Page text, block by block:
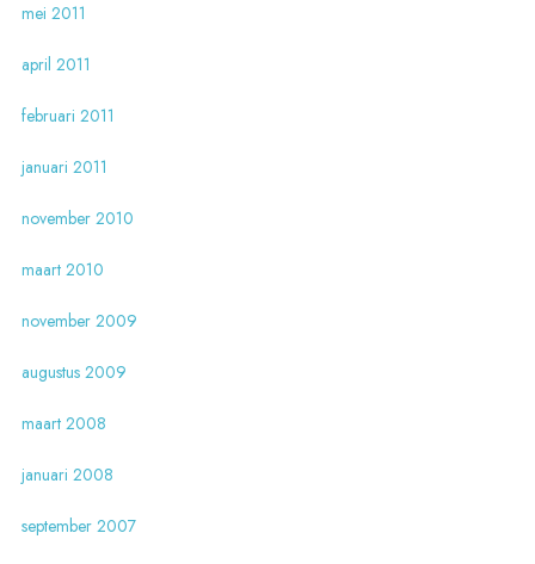
mei 2011
april 2011
februari 2011
januari 2011
november 2010
maart 2010
november 2009
augustus 2009
maart 2008
januari 2008
september 2007